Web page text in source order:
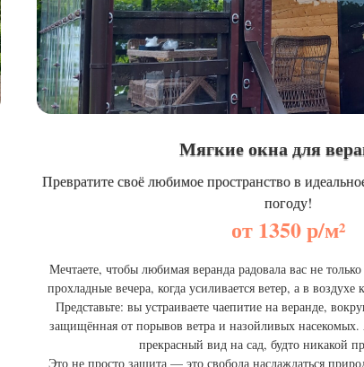
Мягкие окна для
Превратите своё любимое пространство в
погоду!
от 1350 р/м²
Мечтаете, чтобы любимая веранда радовала вас не
прохладные вечера, когда усиливается ветер, а в
Представьте: вы устраиваете чаепитие на веранде,
защищённая от порывов ветра и назойливых
прекрасный вид на сад, будто никакой
Это не просто защита — это свобода наслаждаться